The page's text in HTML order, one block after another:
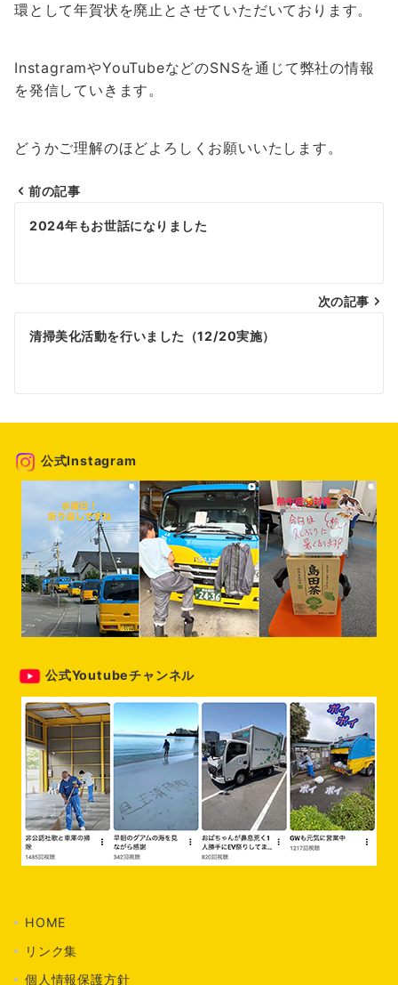
環として年賀状を廃止とさせていただいております。
InstagramやYouTubeなどのSNSを通じて弊社の情報
を発信していきます。
どうかご理解のほどよろしくお願いいたします。
投
ナ
ビ
ゲ
シ
ョ
ン
前の記事
2024年もお世話になりました
次の記事
清掃美化活動を行いました（12/20実施）
公式Instagram
公式Youtubeチャンネル
HOME
リンク集
個人情報保護方針